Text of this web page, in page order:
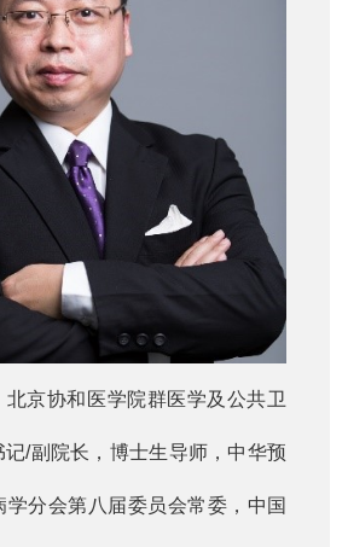
京协和医学院群医学及公共卫
/副院长，博士生导师，中华预
学分会第八届委员会常委，中国